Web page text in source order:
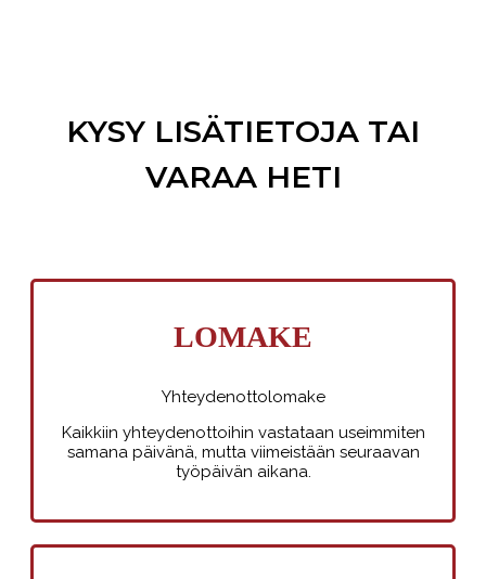
KYSY LISÄTIETOJA TAI
VARAA HETI
LOMAKE
Yhteydenottolomake
Kaikkiin yhteydenottoihin vastataan useimmiten
samana päivänä, mutta viimeistään seuraavan
työpäivän aikana.